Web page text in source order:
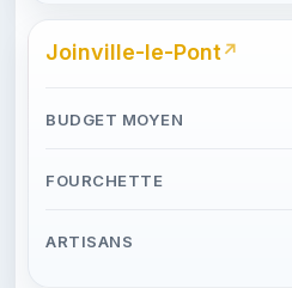
Joinville-le-Pont